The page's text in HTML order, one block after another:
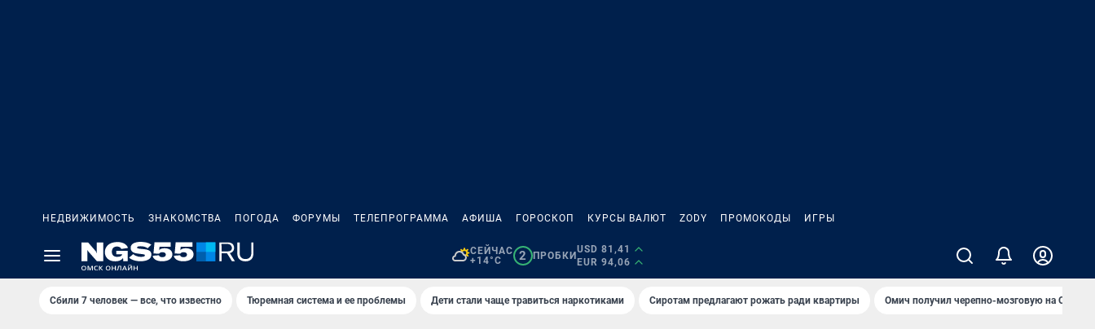
НЕДВИЖИМОСТЬ ЗНАКОМСТВА ПОГОДА ФОРУМЫ ТЕЛЕПРОГРАММА АФИША ГОРОСКОП КУРСЫ ВАЛЮТ ZODY ПРОМОКОДЫ ИГРЫ
СЕЙЧАС
+14°C
2 ПРОБКИ
USD 81,41
EUR 94,06
Сбили 7 человек — все, что известно Тюремная система и ее проблемы Дети стали чаще травиться наркотиками Сиротам предлагают рожать ради квартиры Омич получил черепно-мозговую на ОНПЗ